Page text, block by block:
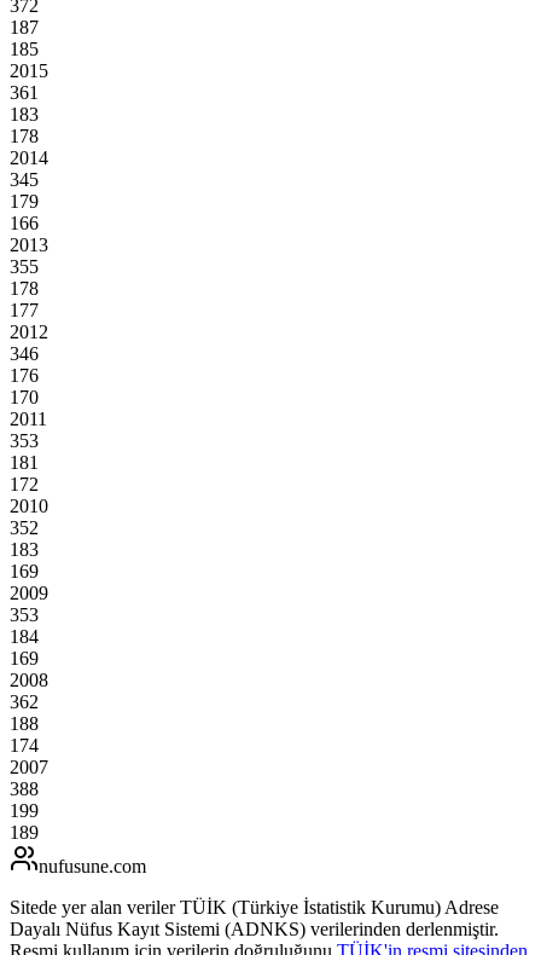
372
187
185
2015
361
183
178
2014
345
179
166
2013
355
178
177
2012
346
176
170
2011
353
181
172
2010
352
183
169
2009
353
184
169
2008
362
188
174
2007
388
199
189
nufusune.com
Sitede yer alan veriler TÜİK (Türkiye İstatistik Kurumu) Adrese
Dayalı Nüfus Kayıt Sistemi (ADNKS) verilerinden derlenmiştir.
Resmi kullanım için verilerin doğruluğunu TÜİK'in resmi sitesinden